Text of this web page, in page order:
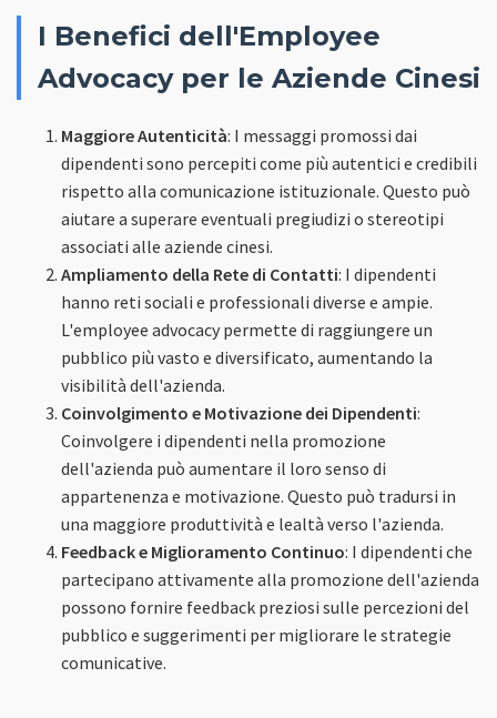
I Benefici dell'Employee
Advocacy per le Aziende Cinesi
Maggiore Autenticità: I messaggi promossi dai
dipendenti sono percepiti come più autentici e credibili
rispetto alla comunicazione istituzionale. Questo può
aiutare a superare eventuali pregiudizi o stereotipi
associati alle aziende cinesi.
Ampliamento della Rete di Contatti: I dipendenti
hanno reti sociali e professionali diverse e ampie.
L'employee advocacy permette di raggiungere un
pubblico più vasto e diversificato, aumentando la
visibilità dell'azienda.
Coinvolgimento e Motivazione dei Dipendenti:
Coinvolgere i dipendenti nella promozione
dell'azienda può aumentare il loro senso di
appartenenza e motivazione. Questo può tradursi in
una maggiore produttività e lealtà verso l'azienda.
Feedback e Miglioramento Continuo: I dipendenti che
partecipano attivamente alla promozione dell'azienda
possono fornire feedback preziosi sulle percezioni del
pubblico e suggerimenti per migliorare le strategie
comunicative.